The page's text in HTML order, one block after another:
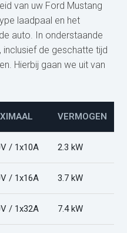
van uw Ford Mustang
laadpaal en het
auto. In onderstaande
de geschatte tijd
Hierbij gaan we uit van
VERMOGEN
/ 1x10A 2.3 kW
/ 1x16A 3.7 kW
/ 1x32A 7.4 kW